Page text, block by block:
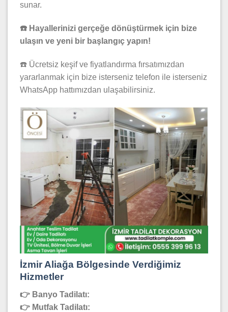
sunar.
☎️ Hayallerinizi gerçeğe dönüştürmek için bize
ulaşın ve yeni bir başlangıç yapın!
☎️ Ücretsiz keşif ve fiyatlandırma fırsatımızdan
yararlanmak için bize isterseniz telefon ile isterseniz
WhatsApp hattımızdan ulaşabilirsiniz.
İzmir Aliağa Bölgesinde Verdiğimiz
Hizmetler
👉 Banyo Tadilatı:
👉 Mutfak Tadilatı: